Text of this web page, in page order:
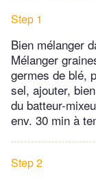
Step 1
Bien mélanger
Mélanger
germes de blé,
sel, ajouter,
du batteur-
env. 30 min à
Step 2